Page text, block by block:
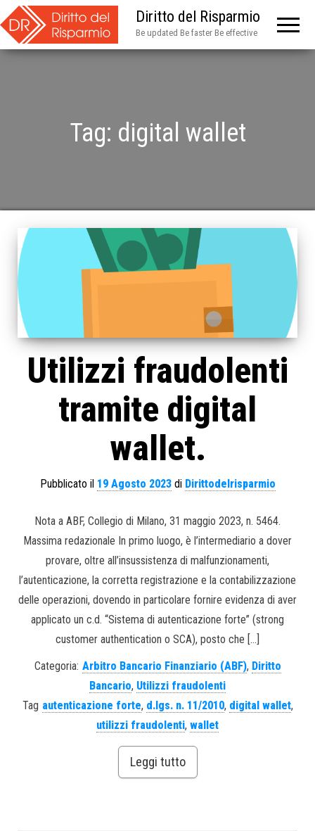
Diritto del Risparmio
Be updated Be faster Be effective
Tag: digital wallet
Utilizzi fraudolenti
tramite digital
wallet.
Pubblicato il 19 Agosto 2023di Dirittodelrisparmio
Nota a ABF, Collegio di Milano, 31 maggio 2023, n. 5464.
Massima redazionale In primo luogo, è l’intermediario a dover
provare, oltre all’insussistenza di malfunzionamenti,
l’autenticazione, la corretta registrazione e la contabilizzazione
delle operazioni, dovendo in particolare fornire evidenza di aver
applicato un c.d. “Sistema di autenticazione forte” (strong
customer authentication o SCA), posto che […]
Categoria: Arbitro Bancario Finanziario (ABF), Diritto
Bancario, Utilizzi fraudolenti
Tag autenticazione forte, d.lgs. n. 11/2010, digital wallet,
utilizzi fraudolenti, wallet
Leggi tutto